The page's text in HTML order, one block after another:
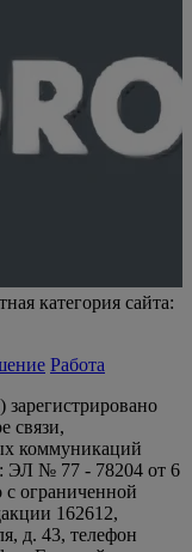
категория сайта:
Работа
связи,
коммуникаций
ЭЛ № 77 - 78204 от 6
с ограниченной
162612,
д. 43, телефон